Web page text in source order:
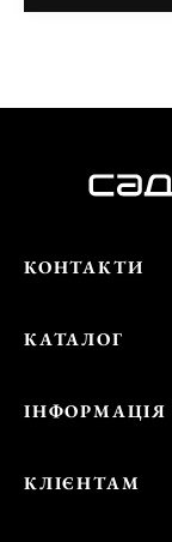
КОНТАКТИ
КАТАЛОГ
ІНФОРМАЦІЯ
КЛІЄНТАМ